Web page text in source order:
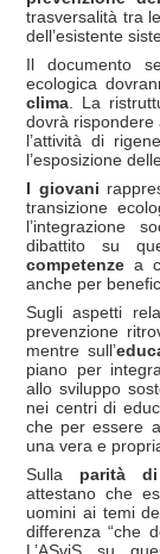
trasversalità tra
dell’esistente
Il documento
ecologica
clima. La
dovrà rispondere
l’attività di
l’esposizione
I giovani
transizione
l’integrazione
dibattito su
competenze a
anche per
Sugli aspetti
prevenzione
mentre sull’
piano per
allo sviluppo
nei centri di
che per essere
una vera e
Sulla parità
attestano che
uomini ai temi
differenza “che